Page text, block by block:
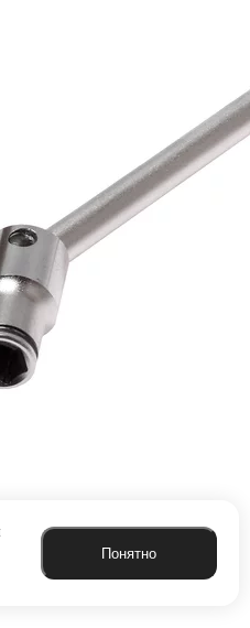
Понятно
шарнирный L=320мм JTC